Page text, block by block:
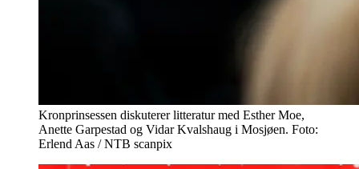
Kronprinsessen diskuterer litteratur med Esther Moe,
Anette Garpestad og Vidar Kvalshaug i Mosjøen. Foto:
Erlend Aas / NTB scanpix